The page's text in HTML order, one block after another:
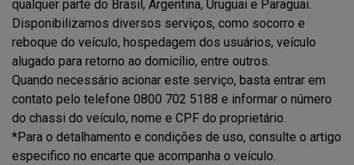
qualquer parte do Brasil, Argentina, Uruguai e Paraguai.
Disponibilizamos diversos serviços, como socorro e
reboque do veículo, hospedagem dos usuários, veículo
alugado para retorno ao domicílio, entre outros.
Quando necessário acionar este serviço, basta entrar em
contato pelo telefone 0800 702 5188 e informar o número
do chassi do veículo, nome e CPF do proprietário.
*Para o detalhamento e condições de uso, consulte o artigo
especifico no encarte que acompanha o veículo.